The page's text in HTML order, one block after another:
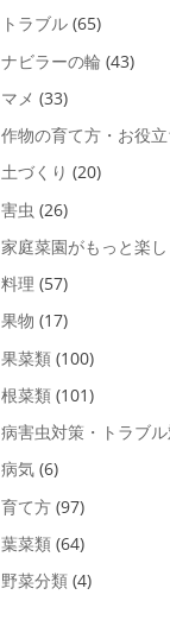
トラブル (65)
ナビラーの輪 (43)
マメ (33)
作物の育て方・お役
土づくり (20)
害虫 (26)
家庭菜園がもっと楽し
料理 (57)
果物 (17)
果菜類 (100)
根菜類 (101)
病害虫対策・トラブ
病気 (6)
育て方 (97)
葉菜類 (64)
野菜分類 (4)